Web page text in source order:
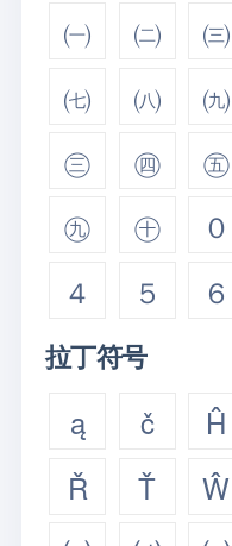
㈠ ㈡ ㈢
㈦
㈧ ㈨
㊂
㊃ ㊄
㊈
㊉ ０
４
５ ６
拉丁符号
ą č Ĥ
Ř
Ť Ŵ